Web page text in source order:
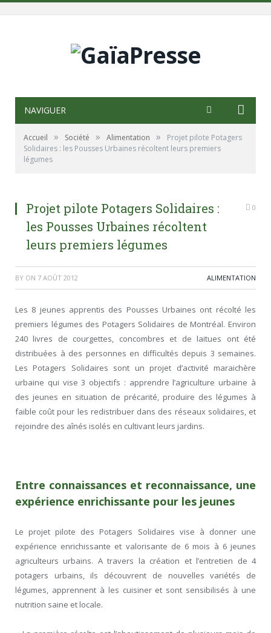
NAVIGUER
Accueil » Société » Alimentation »
Projet pilote Potagers
Solidaires : les Pousses Urbaines récoltent leurs premiers
légumes
Projet pilote Potagers Solidaires :
les Pousses Urbaines récoltent
leurs premiers légumes
0
BY ON 7 AOÛT 2012 ALIMENTATION
Les 8 jeunes apprentis des Pousses Urbaines ont récolté les
premiers légumes des Potagers Solidaires de Montréal. Environ
240 livres de courgettes, concombres et de laitues ont été
distribuées à des personnes en difficultés depuis 3 semaines.
Les Potagers Solidaires sont un projet d’activité maraichère
urbaine qui vise 3 objectifs : apprendre l’agriculture urbaine à
des jeunes en situation de précarité, produire des légumes à
faible coût pour les redistribuer dans des réseaux solidaires, et
rejoindre des aînés isolés en cultivant leurs jardins.
Entre connaissances et reconnaissance, une
expérience enrichissante pour les jeunes
Le projet pilote des Potagers Solidaires vise à donner une
expérience enrichissante et valorisante de 6 mois à 6 jeunes
agriculteurs urbains. A travers la création et l’entretien de 4
potagers urbains, ils découvrent de nouvelles variétés de
légumes, apprennent à les cuisiner et sont sensibilisés à une
nutrition saine et locale.